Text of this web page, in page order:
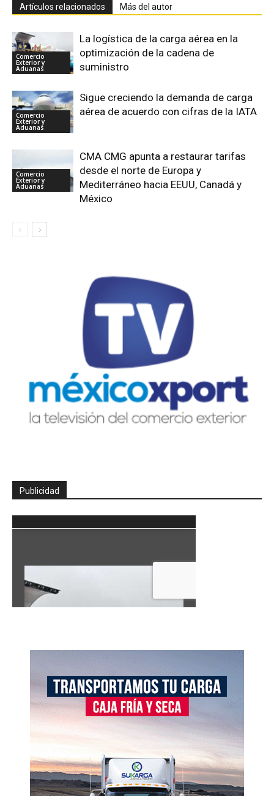
Artículos relacionados Más del autor
Comercio
Exterior y
Aduanas
La logística de la carga aérea en la
optimización de la cadena de
suministro
Comercio
Exterior y
Aduanas
Sigue creciendo la demanda de carga
aérea de acuerdo con cifras de la IATA
Comercio
Exterior y
Aduanas
CMA CMG apunta a restaurar tarifas
desde el norte de Europa y
Mediterráneo hacia EEUU, Canadá y
México
Publicidad